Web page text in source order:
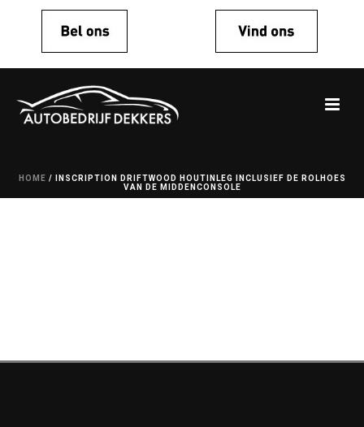
HOME /
INSCRIPTION DRIFTWOOD HOUTINLEG INCLUSIEF DE ROLHOES
VAN DE MIDDENCONSOLE